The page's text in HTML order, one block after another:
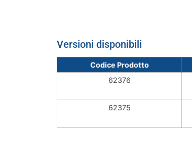
Versioni disponibili
Codice Prodotto
62376
62375